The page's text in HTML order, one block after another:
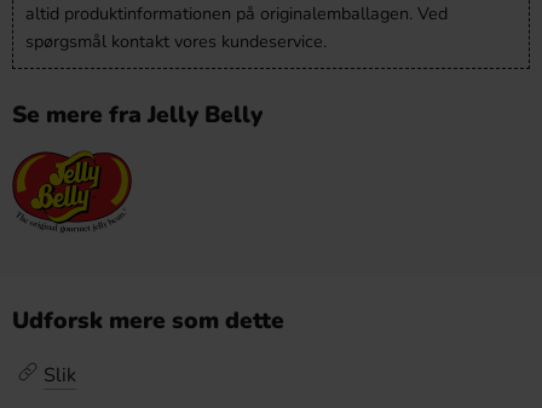
altid produktinformationen på originalemballagen. Ved
spørgsmål kontakt vores kundeservice.
Se mere fra Jelly Belly
Udforsk mere som dette
Slik